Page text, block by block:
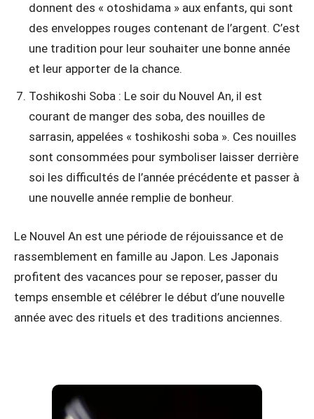
donnent des « otoshidama » aux enfants, qui sont
des enveloppes rouges contenant de l’argent. C’est
une tradition pour leur souhaiter une bonne année
et leur apporter de la chance.
Toshikoshi Soba : Le soir du Nouvel An, il est
courant de manger des soba, des nouilles de
sarrasin, appelées « toshikoshi soba ». Ces nouilles
sont consommées pour symboliser laisser derrière
soi les difficultés de l’année précédente et passer à
une nouvelle année remplie de bonheur.
Le Nouvel An est une période de réjouissance et de
rassemblement en famille au Japon. Les Japonais
profitent des vacances pour se reposer, passer du
temps ensemble et célébrer le début d’une nouvelle
année avec des rituels et des traditions anciennes.